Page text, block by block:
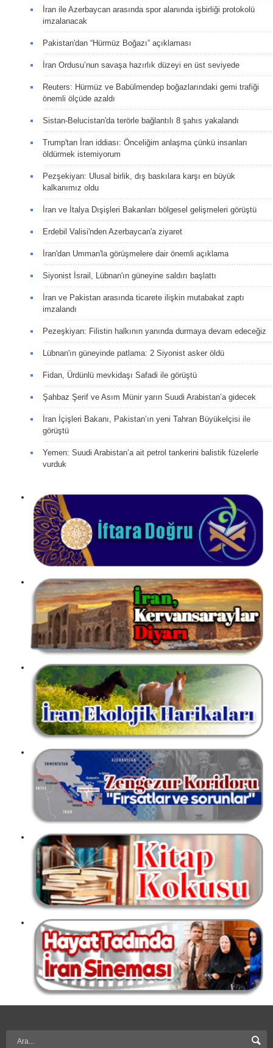
İran ile Azerbaycan arasında spor alanında işbirliği protokolü
imzalanacak
Pakistan'dan “Hürmüz Boğazı” açıklaması
İran Ordusu’nun savaşa hazırlık düzeyi en üst seviyede
Reuters: Hürmüz ve Babülmendep boğazlarındaki gemi trafiği
önemli ölçüde azaldı
Sistan-Belucistan'da terörle bağlantılı 8 şahıs yakalandı
Trump'tan İran iddiası: Önceliğim anlaşma çünkü insanları
öldürmek istemiyorum
Pezşekiyan: Ulusal birlik, dış baskılara karşı en büyük
kalkanımız oldu
İran ve İtalya Dışişleri Bakanları bölgesel gelişmeleri görüştü
Erdebil Valisi'nden Azerbaycan'a ziyaret
İran'dan Umman'la görüşmelere dair önemli açıklama
Siyonist İsrail, Lübnan'ın güneyine saldırı başlattı
İran ve Pakistan arasında ticarete ilişkin mutabakat zaptı
imzalandı
Pezeşkiyan: Filistin halkının yanında durmaya devam edeceğiz
Lübnan'ın güneyinde patlama: 2 Siyonist asker öldü
Fidan, Ürdünlü mevkidaşı Safadi ile görüştü
Şahbaz Şerif ve Asım Münir yarın Suudi Arabistan’a gidecek
İran İçişleri Bakanı, Pakistan’ın yeni Tahran Büyükelçisi ile
görüştü
Yemen: Suudi Arabistan’a ait petrol tankerini balistik füzelerle
vurduk